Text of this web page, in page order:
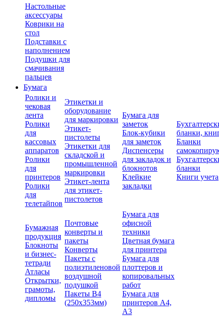
Настольные
аксессуары
Коврики на
стол
Подставки с
наполнением
Подушки для
смачивания
пальцев
Бумага
Ролики и
чековая
лента
Ролики
для
кассовых
аппаратов
Ролики
для
принтеров
Ролики
для
телетайпов
Этикетки и
оборудование
для маркировки
Этикет-
пистолеты
Этикетки для
складской и
промышленной
маркировки
Этикет-лента
для этикет-
пистолетов
Бумага для
заметок
Блок-кубики
для заметок
Диспенсеры
для закладок и
блокнотов
Клейкие
закладки
бланки,
Бланки
бланки
Книги учета
Бумажная
продукция
Блокноты
и бизнес-
тетради
Атласы
Открытки,
грамоты,
дипломы
Почтовые
конверты и
пакеты
Конверты
Пакеты с
полиэтиленовой
воздушной
подушкой
Пакеты В4
(250х353мм)
Бумага для
офисной
техники
Цветная бумага
для принтера
Бумага для
плоттеров и
копировальных
работ
Бумага для
принтеров А4,
А3